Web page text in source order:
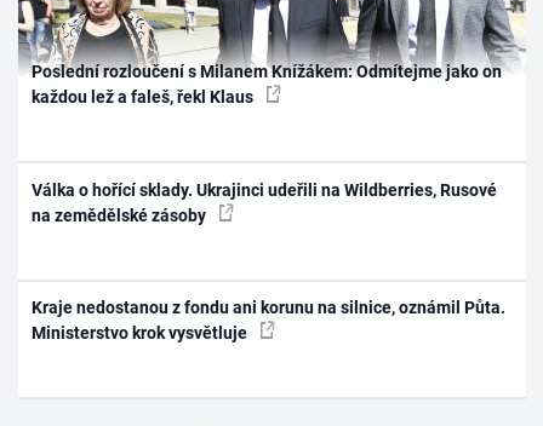
Poslední rozloučení s Milanem Knížákem: Odmítejme jako on
každou lež a faleš, řekl Klaus
Válka o hořící sklady. Ukrajinci udeřili na Wildberries, Rusové
na zemědělské zásoby
Kraje nedostanou z fondu ani korunu na silnice, oznámil Půta.
Ministerstvo krok vysvětluje